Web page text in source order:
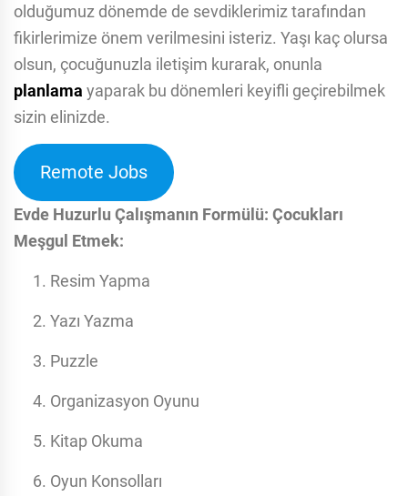
olduğumuz dönemde de sevdiklerimiz tarafından
fikirlerimize önem verilmesini isteriz. Yaşı kaç olursa
olsun, çocuğunuzla iletişim kurarak, onunla
planlama yaparak bu dönemleri keyifli geçirebilmek
sizin elinizde.
Remote Jobs
Evde Huzurlu Çalışmanın Formülü: Çocukları
Meşgul Etmek:
Resim Yapma
Yazı Yazma
Puzzle
Organizasyon Oyunu
Kitap Okuma
Oyun Konsolları